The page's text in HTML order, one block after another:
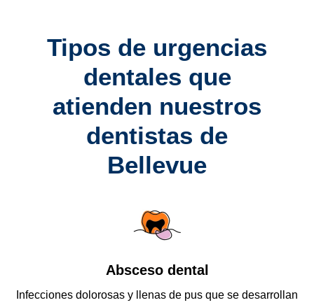
Tipos de urgencias
dentales que
atienden nuestros
dentistas de
Bellevue
Absceso dental
Infecciones dolorosas y llenas de pus que se desarrollan